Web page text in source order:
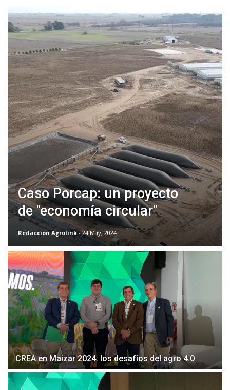
Caso Porcap: un proyecto
de "economía circular"
Redacción Agrolink - 24 May, 2024
CREA en Maizar 2024: los desafíos del agro 4.0